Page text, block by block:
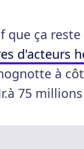
que ça
d'acteurs
à
75